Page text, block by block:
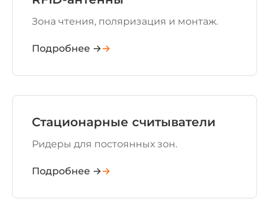
Зона чтения, поляризация и монтаж.
Подробнее →
Стационарные считыватели
Ридеры для постоянных зон.
Подробнее →